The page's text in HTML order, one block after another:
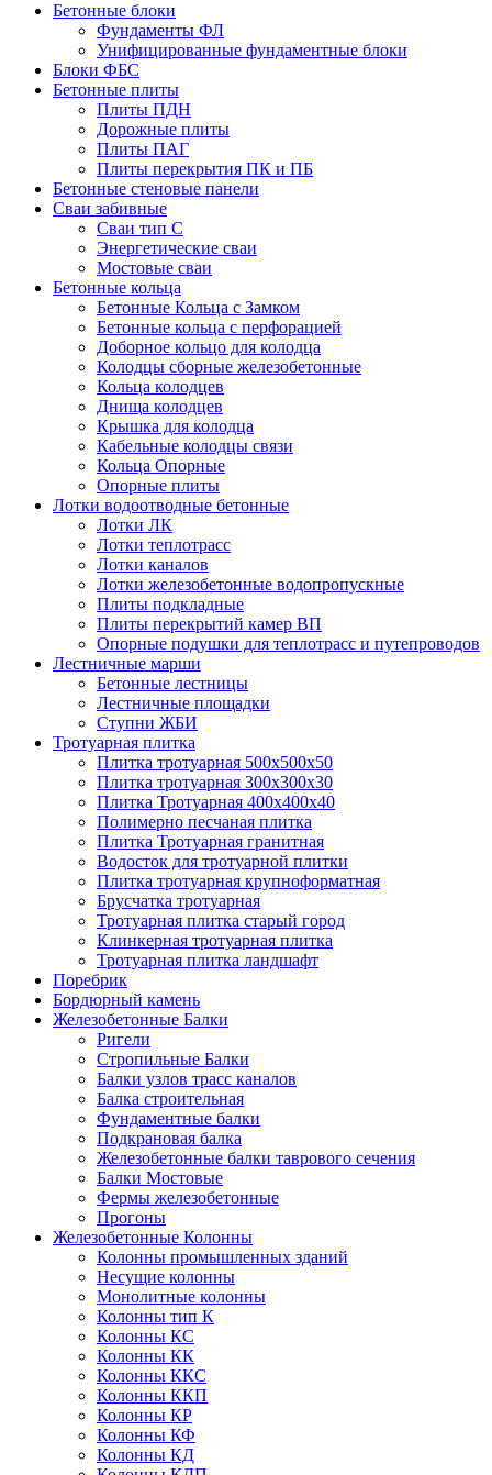
Бетонные блоки
Фундаменты ФЛ
Унифицированные фундаментные блоки
Блоки ФБС
Бетонные плиты
Плиты ПДН
Дорожные плиты
Плиты ПАГ
Плиты перекрытия ПК и ПБ
Бетонные стеновые панели
Сваи забивные
Сваи тип С
Энергетические сваи
Mостовые сваи
Бетонные кольца
Бетонные Кольца с Замком
Бетонные кольца с перфорацией
Доборное кольцо для колодца
Колодцы сборные железобетонные
Кольца колодцев
Днища колодцев
Крышка для колодца
Кабельные колодцы связи
Кольца Опорные
Опорные плиты
Лотки водоотводные бетонные
Лотки ЛК
Лотки теплотрасс
Лотки каналов
Лотки железобетонные водопропускные
Плиты подкладные
Плиты перекрытий камер ВП
Опорные подушки для теплотрасс и путепроводов
Лестничные марши
Бетонные лестницы
Лестничные площадки
Ступни ЖБИ
Тротуарная плитка
Плитка тротуарная 500х500х50
Плитка тротуарная 300х300х30
Плитка Тротуарная 400x400x40
Полимерно песчаная плитка
Плитка Тротуарная гранитная
Водосток для тротуарной плитки
Плитка тротуарная крупноформатная
Брусчатка тротуарная
Тротуарная плитка старый город
Клинкерная тротуарная плитка
Тротуарная плитка ландшафт
Поребрик
Бордюрный камень
Железобетонные Балки
Ригели
Стропильные Балки
Балки узлов трасс каналов
Балка строительная
Фундаментные балки
Подкрановая балка
Железобетонные балки таврового сечения
Балки Мостовые
Фермы железобетонные
Прогоны
Железобетонные Колонны
Колонны промышленных зданий
Несущие колонны
Монолитные колонны
Колонны тип К
Колонны КС
Колонны КК
Колонны ККС
Колонны ККП
Колонны КР
Колонны КФ
Колонны КД